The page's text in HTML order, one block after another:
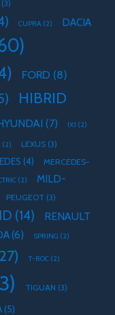
(3)
CUPRA (2)
DACIA
FORD (8)
HIBRID
(7) IX1 (2)
(2) LEXUS (3)
(4)
MERCEDES-
(2)
MILD-
PEUGEOT (3)
(14)
RENAULT
(6) SPRING (2)
T-ROC (2)
TIGUAN (3)
(5)